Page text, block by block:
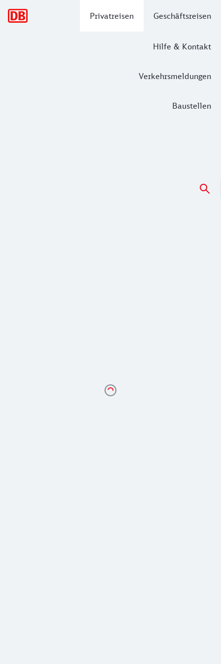
Privatreisen Geschäftsreisen
Hilfe & Kontakt
Verkehrsmeldungen
Baustellen